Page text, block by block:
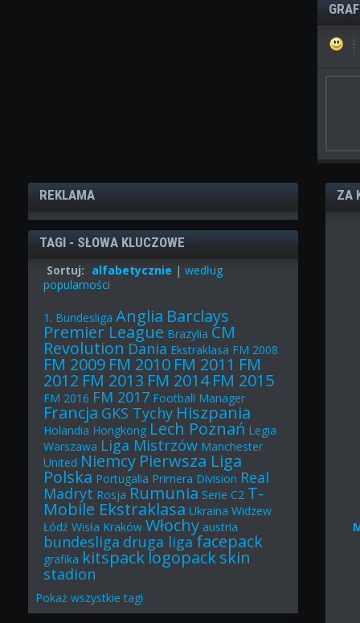
REKLAMA
TAGI - SŁOWA KLUCZOWE
Sortuj: alfabetycznie |według
popularności
1. Bundesliga Anglia Barclays
Premier League Brazylia CM
Revolution Dania Ekstraklasa FM 2008
FM 2009 FM 2010 FM 2011 FM
2012 FM 2013 FM 2014 FM 2015
FM 2016 FM 2017 Football Manager
Francja GKS Tychy Hiszpania
Holandia Hongkong Lech Poznań Legia
Warszawa Liga Mistrzów Manchester
United Niemcy Pierwsza Liga
Polska Portugalia Primera Division Real
Madryt Rosja Rumunia Serie C2 T-
Mobile Ekstraklasa Ukraina Widzew
Łódź Wisła Kraków Włochy austria
bundesliga druga ligafacepack
grafika kitspacklogopackskin
stadion
Pokażwszystkie tagi
ZA